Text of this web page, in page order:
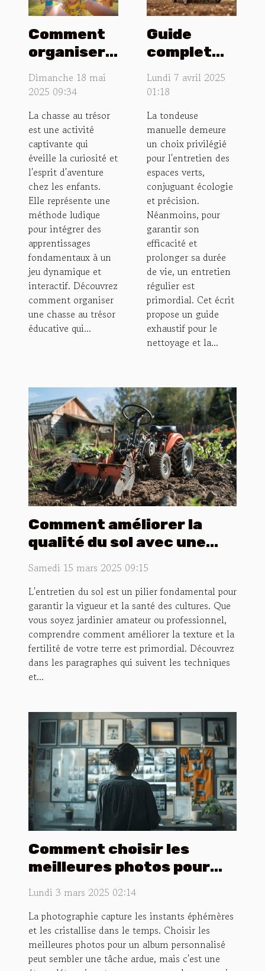
Comment
organiser
au trésor
pour
enfants
Dimanche 18 mai
2025 09:34
La chasse au trésor
est une activité
captivante qui
éveille la curiosité et
l'esprit d'aventure
chez les enfants.
Elle représente une
méthode ludique
pour intégrer des
apprentissages
fondamentaux à un
jeu dynamique et
interactif. Découvrez
comment organiser
une chasse au trésor
éducative qui...
Guide
complet
entretenir
nettoyer
votre
tondeuse
manuelle
Lundi 7 avril 2025
01:18
La tondeuse
manuelle demeure
un choix privilégié
pour l'entretien des
espaces verts,
conjuguant écologie
et précision.
Néanmoins, pour
garantir son
efficacité et
prolonger sa durée
de vie, un entretien
régulier est
primordial. Cet écrit
propose un guide
exhaustif pour le
nettoyage et la...
Comment améliorer la
qualité du sol avec une
motobineuse efficace
Samedi 15 mars 2025 09:15
L'entretien du sol est un pilier fondamental pour
garantir la vigueur et la santé des cultures. Que
vous soyez jardinier amateur ou professionnel,
comprendre comment améliorer la texture et la
fertilité de votre terre est primordial. Découvrez
dans les paragraphes qui suivent les techniques
et...
Comment choisir les
meilleures photos pour
votre album personnalisé
Lundi 3 mars 2025 02:14
La photographie capture les instants éphémères
et les cristallise dans le temps. Choisir les
meilleures photos pour un album personnalisé
peut sembler une tâche ardue, mais c'est une